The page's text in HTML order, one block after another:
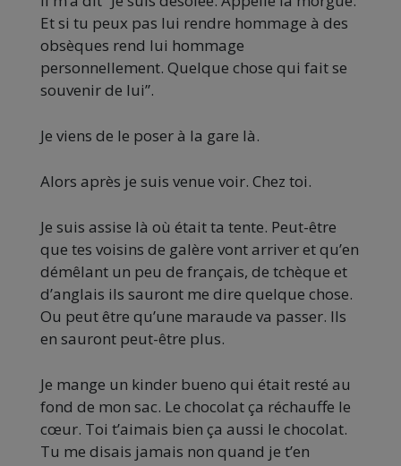
Et si tu peux pas lui rendre hommage à des
obsèques rend lui hommage
personnellement. Quelque chose qui fait se
souvenir de lui”.
Je viens de le poser à la gare là.
Alors après je suis venue voir. Chez toi.
Je suis assise là où était ta tente. Peut-être
que tes voisins de galère vont arriver et qu’en
démêlant un peu de français, de tchèque et
d’anglais ils sauront me dire quelque chose.
Ou peut être qu’une maraude va passer. Ils
en sauront peut-être plus.
Je mange un kinder bueno qui était resté au
fond de mon sac. Le chocolat ça réchauffe le
cœur. Toi t’aimais bien ça aussi le chocolat.
Tu me disais jamais non quand je t’en